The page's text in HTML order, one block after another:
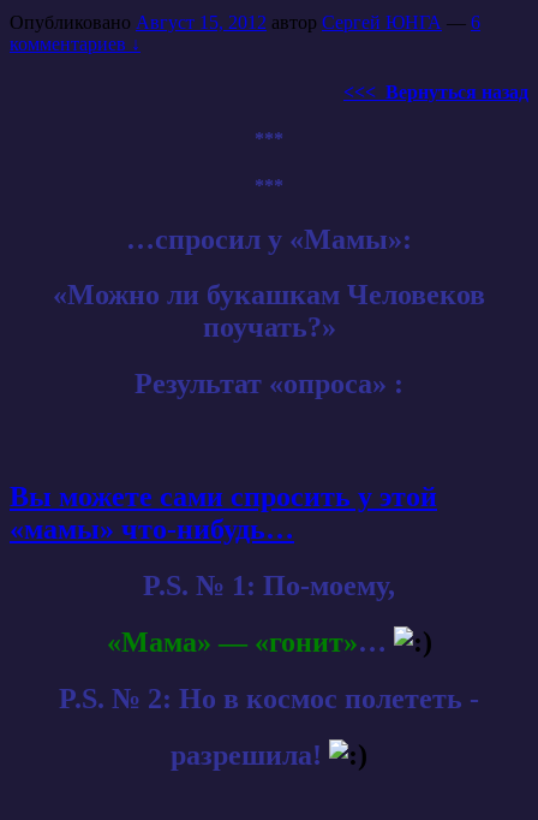
Опубликовано Август 15, 2012 автор Сергей ЮНГА — 6
комментариев ↓
<<< Вернуться назад
***
***
…спросил у «Мамы»:
«Можно ли букашкам Человеков
поучать?»
Результат «опроса» :
Вы можете сами спросить у этой
«мамы» что-нибудь…
P.S. № 1: По-моему,
«Мама» — «гонит»…
P.S. № 2: Но в космос полететь -
разрешила!